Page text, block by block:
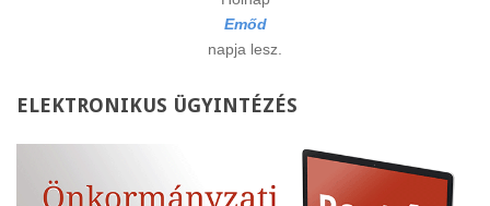
Emőd
napja lesz.
ELEKTRONIKUS ÜGYINTÉZÉS